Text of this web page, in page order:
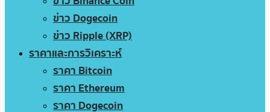
ข่าว Dogecoin
ข่าว Ripple (XRP)
ราคาและการวิเคราะห์
ราคา Bitcoin
ราคา Ethereum
ราคา Dogecoin